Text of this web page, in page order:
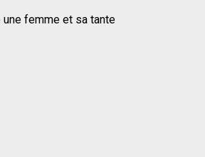
femme et sa tante